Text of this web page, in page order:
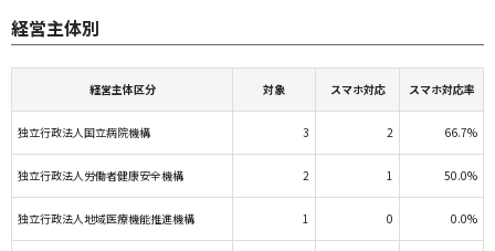
経営主体別
経営主体区分 対象 スマホ対応 スマホ対応率
独立行政法人国立病院機構 3 2 66.7%
独立行政法人労働者健康安全機構 2 1 50.0%
独立行政法人地域医療機能推進機構 1 0 0.0%